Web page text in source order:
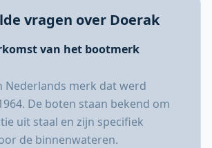
vragen over Doerak
van het bootmerk
Nederlands merk dat werd
De boten staan bekend om
uit staal en zijn specifiek
de binnenwateren.